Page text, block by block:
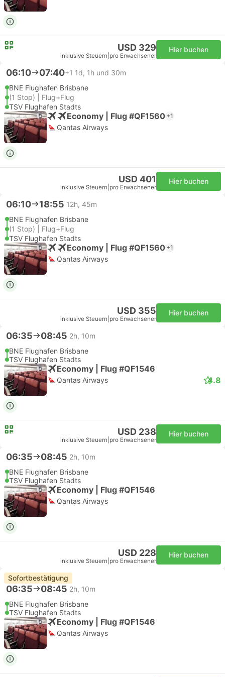
USD 329
inklusive Steuern pro Erwachsener
Hier buchen
06:10 07:40+1 1d, 1h und 30m
BNE Flughafen Brisbane
(1 Stop) | Flug+Flug
TSV Flughafen Stadts
Economy | Flug #QF1560 +1
Qantas Airways
USD 401
inklusive Steuern pro Erwachsener
Hier buchen
06:10 18:55 12h, 45m
BNE Flughafen Brisbane
(1 Stop) | Flug+Flug
TSV Flughafen Stadts
Economy | Flug #QF1560 +1
Qantas Airways
USD 355
inklusive Steuern pro Erwachsener
Hier buchen
06:35 08:45 2h, 10m
BNE Flughafen Brisbane
TSV Flughafen Stadts
Economy | Flug #QF1546
Qantas Airways 4.8
USD 238
inklusive Steuern pro Erwachsener
Hier buchen
06:35 08:45 2h, 10m
BNE Flughafen Brisbane
TSV Flughafen Stadts
Economy | Flug #QF1546
Qantas Airways
USD 228
inklusive Steuern pro Erwachsener
Hier buchen
Sofortbestätigung
06:35 08:45 2h, 10m
BNE Flughafen Brisbane
TSV Flughafen Stadts
Economy | Flug #QF1546
Qantas Airways